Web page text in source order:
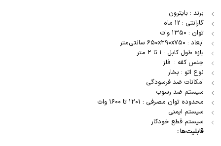
برند : بایترون
گارانتی : 12 ماه
توان : ۱۳۵۰ وات
ابعاد : ۶۵۰x۲۹۰x۷۵۰ سانتی‌متر
بازه طول کابل : ۱ تا ۲ متر
جنس کفه : فلز
نوع اتو : بخار
امکانات ضد فرسودگی
سیستم ضد رسوب
محدوده توان مصرفی : ۱۲۰۱ تا ۱۶۰۰ وات
سیستم ایمنی
سیستم قطع خودکار
قابلیت‌ها :